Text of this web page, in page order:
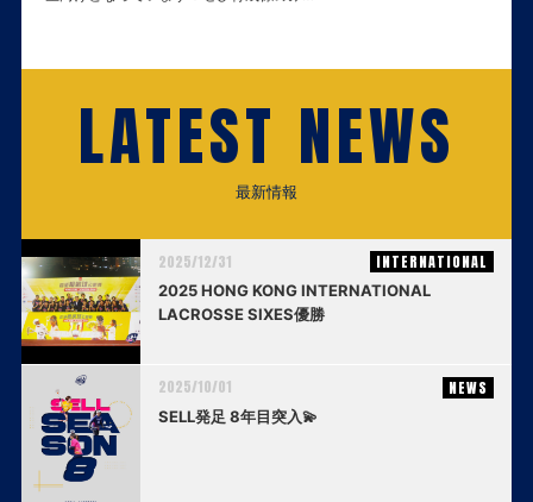
LATEST NEWS
最新情報
2025/12/31 INTERNATIONAL
2025 HONG KONG INTERNATIONAL
LACROSSE SIXES優勝
2025/10/01 NEWS
SELL発足 8年目突入💫